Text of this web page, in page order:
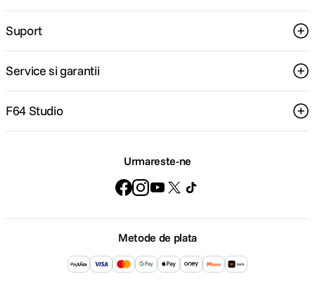
Suport
Service si garantii
F64 Studio
Urmareste-ne
Metode de plata